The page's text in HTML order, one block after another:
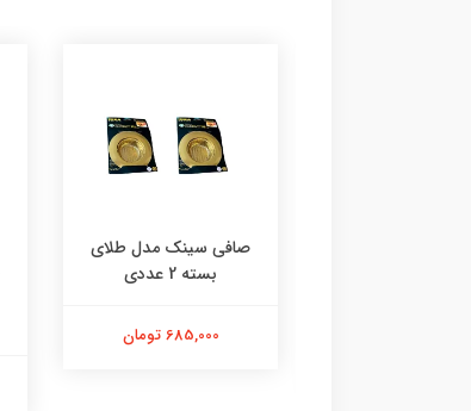
صافی سینک مدل طلای
بسته 2 عددی
685,000 تومان